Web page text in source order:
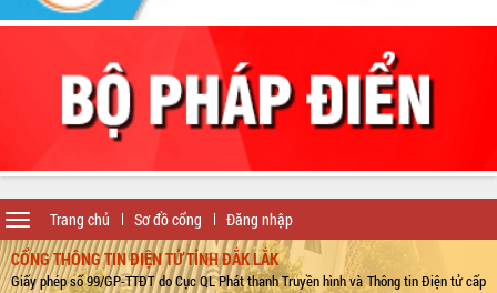
Trang chủ Sơ đồ cổng Đăng nhập
Toggle
navigation
CỔNG THÔNG TIN ĐIỆN TỬ TỈNH ĐẮK LẮK
Giấy phép số 99/GP-TTĐT do Cục QL Phát thanh Truyền hình và Thông tin Điện tử cấp